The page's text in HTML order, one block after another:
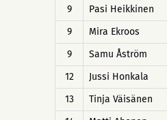
9
Pasi Heikkinen
9
Mira Ekroos
9
Samu Åström
12
Jussi Honkala
13
Tinja Väisänen